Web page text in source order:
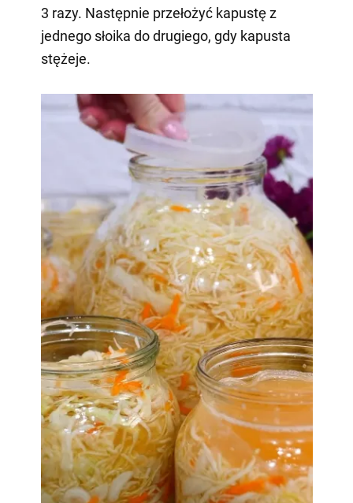
3 razy. Następnie przełożyć kapustę z
jednego słoika do drugiego, gdy kapusta
stężeje.